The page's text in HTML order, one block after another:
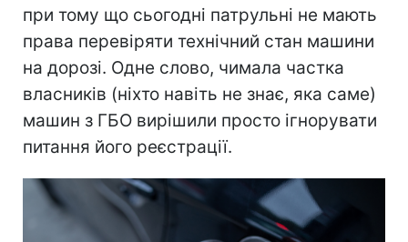
при тому що сьогодні патрульні не мають
права перевіряти технічний стан машини
на дорозі. Одне слово, чимала частка
власників (ніхто навіть не знає, яка саме)
машин з ГБО вирішили просто ігнорувати
питання його реєстрації.